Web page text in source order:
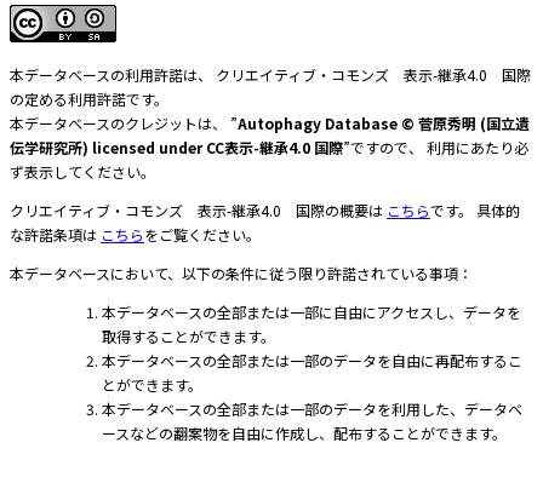
本データベースの利用許諾は、 クリエイティブ・コモンズ 表示-継承4.0 国際
の定める利用許諾です。
本データベースのクレジットは、 ”Autophagy Database © 菅原秀明 (国立遺
伝学研究所) licensed under CC表示-継承4.0 国際”ですので、 利用にあたり必
ず表示してください。
クリエイティブ・コモンズ 表示-継承4.0 国際の概要は こちらです。 具体的
な許諾条項は こちらをご覧ください。
本データベースにおいて、以下の条件に従う限り許諾されている事項：
本データベースの全部または一部に自由にアクセスし、データを
取得することができます。
本データベースの全部または一部のデータを自由に再配布するこ
とができます。
本データベースの全部または一部のデータを利用した、データベ
ースなどの翻案物を自由に作成し、配布することができます。